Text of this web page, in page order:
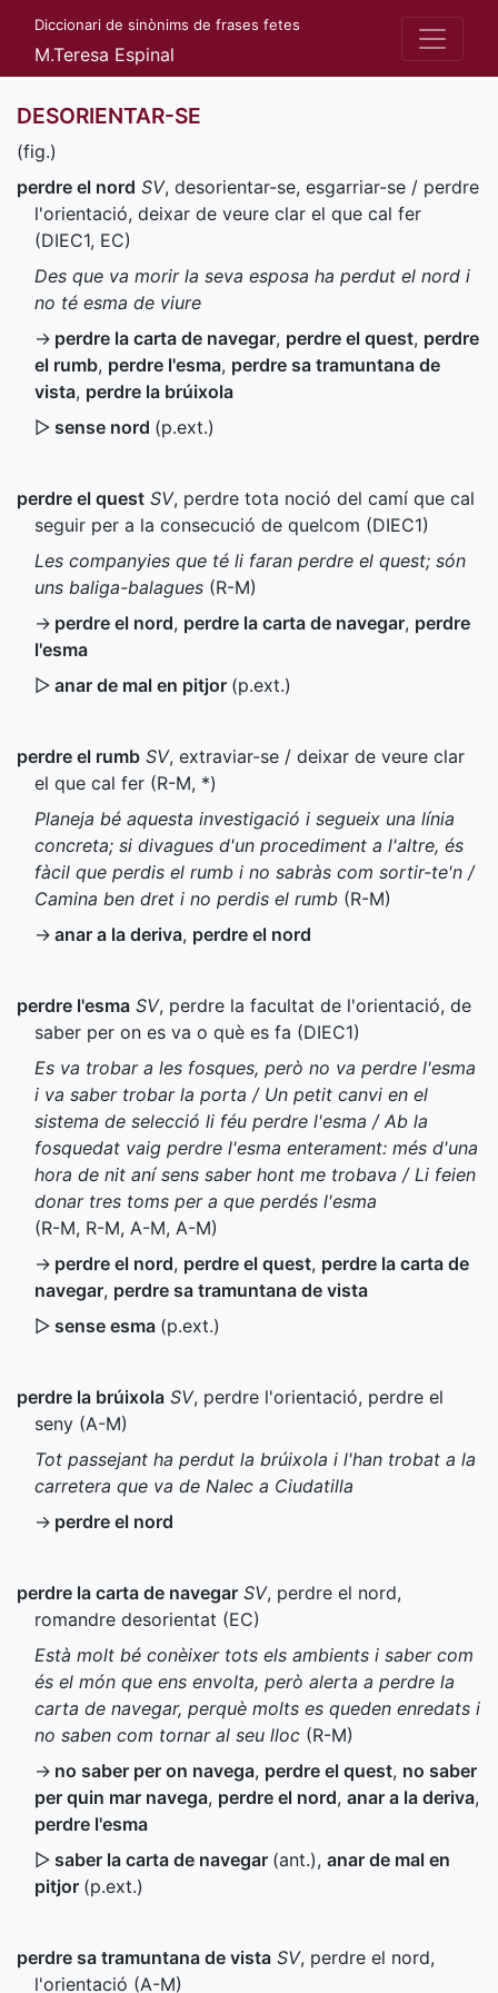
Diccionari de sinònims de frases fetes
M.Teresa Espinal
DESORIENTAR-SE
(fig.)
perdre el nord SV, desorientar-se, esgarriar-se / perdre
l'orientació, deixar de veure clar el que cal fer
(DIEC1, EC)
Des que va morir la seva esposa ha perdut el nord i
no té esma de viure
→ perdre la carta de navegar, perdre el quest, perdre
el rumb, perdre l'esma, perdre sa tramuntana de
vista, perdre la brúixola
▷ sense nord (p.ext.)
perdre el quest SV, perdre tota noció del camí que cal
seguir per a la consecució de quelcom (DIEC1)
Les companyies que té li faran perdre el quest; són
uns baliga-balagues (R-M)
→ perdre el nord, perdre la carta de navegar, perdre
l'esma
▷ anar de mal en pitjor (p.ext.)
perdre el rumb SV, extraviar-se / deixar de veure clar
el que cal fer (R-M, *)
Planeja bé aquesta investigació i segueix una línia
concreta; si divagues d'un procediment a l'altre, és
fàcil que perdis el rumb i no sabràs com sortir-te'n /
Camina ben dret i no perdis el rumb (R-M)
→ anar a la deriva, perdre el nord
perdre l'esma SV, perdre la facultat de l'orientació, de
saber per on es va o què es fa (DIEC1)
Es va trobar a les fosques, però no va perdre l'esma
i va saber trobar la porta / Un petit canvi en el
sistema de selecció li féu perdre l'esma / Ab la
fosquedat vaig perdre l'esma enterament: més d'una
hora de nit aní sens saber hont me trobava / Li feien
donar tres toms per a que perdés l'esma
(R-M, R-M, A-M, A-M)
→ perdre el nord, perdre el quest, perdre la carta de
navegar, perdre sa tramuntana de vista
▷ sense esma (p.ext.)
perdre la brúixola SV, perdre l'orientació, perdre el
seny (A-M)
Tot passejant ha perdut la brúixola i l'han trobat a la
carretera que va de Nalec a Ciudatilla
→ perdre el nord
perdre la carta de navegar SV, perdre el nord,
romandre desorientat (EC)
Està molt bé conèixer tots els ambients i saber com
és el món que ens envolta, però alerta a perdre la
carta de navegar, perquè molts es queden enredats i
no saben com tornar al seu lloc (R-M)
→ no saber per on navega, perdre el quest, no saber
per quin mar navega, perdre el nord, anar a la deriva,
perdre l'esma
▷ saber la carta de navegar (ant.), anar de mal en
pitjor (p.ext.)
perdre sa tramuntana de vista SV, perdre el nord,
l'orientació (A-M)